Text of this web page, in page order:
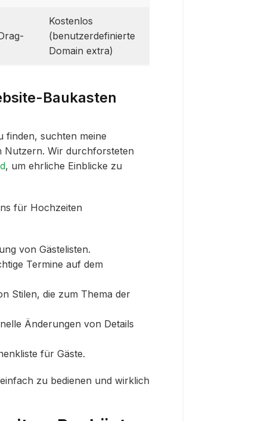
Kostenlos
(benutzerdefinierte
Domain extra)
Baukasten
finden, suchten meine
Nutzern. Wir durchforsteten
, um ehrliche Einblicke zu
für Hochzeiten
von Gästelisten.
Termine auf dem
Stilen, die zum Thema der
Änderungen von Details
für Gäste.
zu bedienen und wirklich